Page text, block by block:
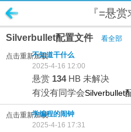
『=悬赏
Silverbullet配置文件 看全部
点击重新加载不知道干什么
2025-4-16 12:00
悬赏 134 HB 未解决
有没有同学会Silverbullet
点击重新加载学编程的闹钟
2025-4-16 17:31